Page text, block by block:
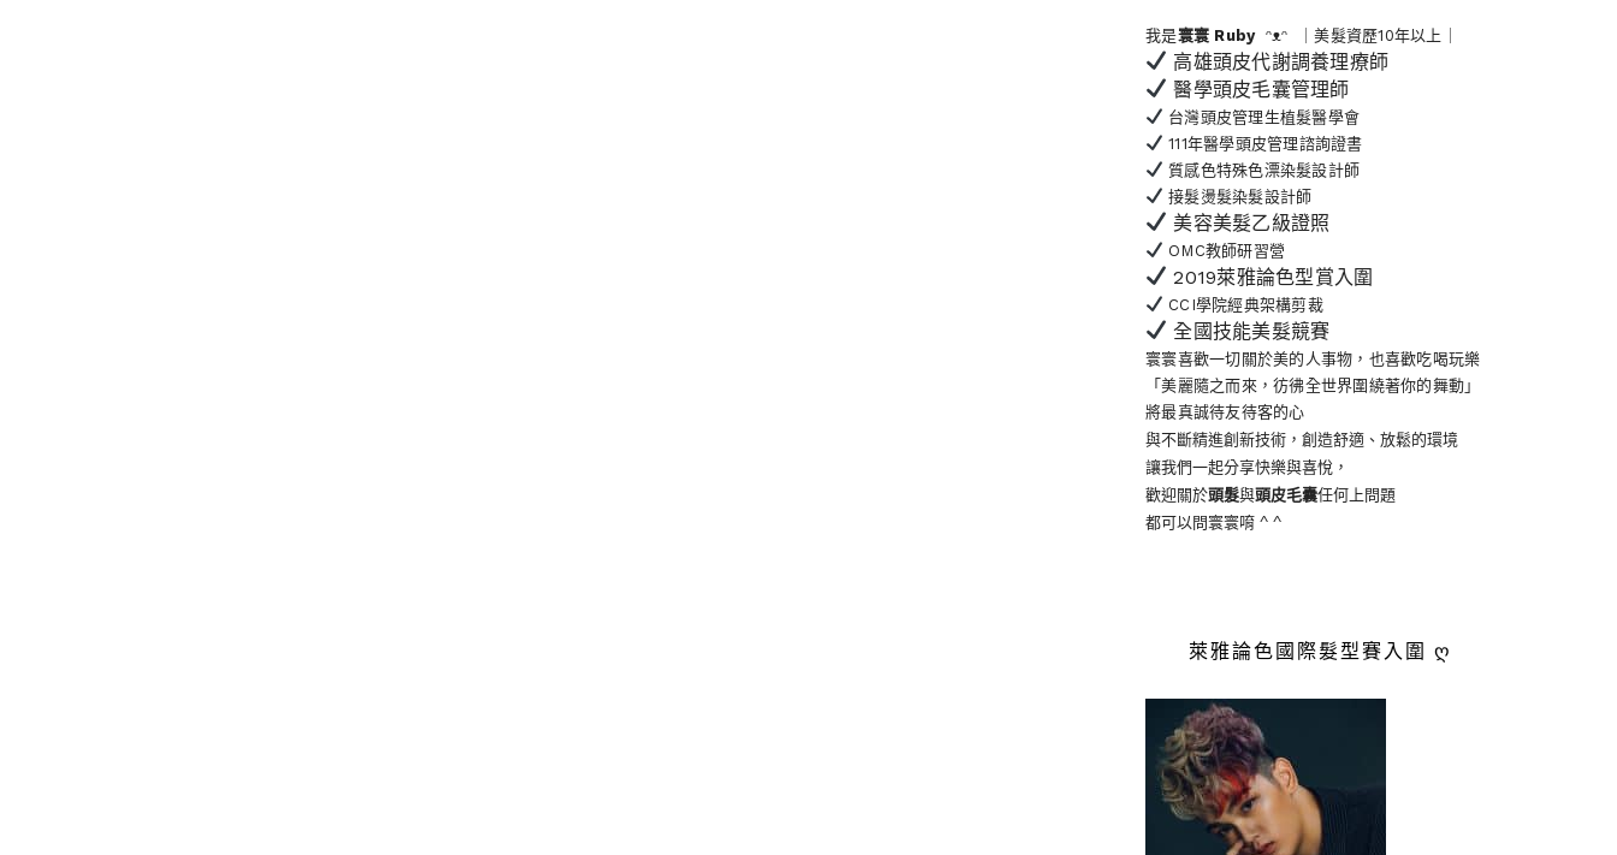
我是寰寰 Ruby ᵔᴥᵔ ｜美髮資歷10年以上｜
高雄頭皮代謝調養理療師
醫學頭皮毛囊管理師
台灣頭皮管理生植髮醫學會
111年醫學頭皮管理諮詢證書
質感色特殊色漂染髮設計師
接髮燙髮染髮設計師
美容美髮乙級證照
OMC教師研習營
2019萊雅論色型賞入圍
CCI學院經典架構剪裁
全國技能美髮競賽
寰寰喜歡一切關於美的人事物 ，也喜歡吃喝玩樂
「美麗隨之而來，彷彿全世界圍繞著你的舞動」
將最真誠待友待客的心
與不斷精進創新技術，創造舒適、放鬆的環境
讓我們一起分享快樂與喜悅，
歡迎關於頭髮與頭皮毛囊任何上問題
都可以問寰寰唷 ^ ^
萊雅論色國際髮型賽入圍 ღ